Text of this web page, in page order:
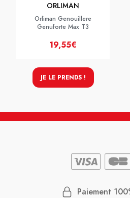
ORLIMAN
Orliman Genouillere
Genuforte Max T3
19,55€
JE LE PRENDS !
Paiement